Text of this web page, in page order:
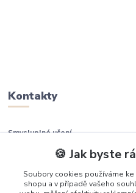
Kontakty
Smysluplné učení
+420 737 937 936
info@smysluplneuceni.cz
🍪 Jak byste
Soubory cookies používáme
shopu a v případě vašeho